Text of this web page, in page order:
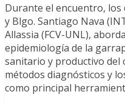
Durante el encuentro, los
y Blgo. Santiago Nava
Allassia (FCV-UNL),
epidemiología de la
sanitario y productivo del
métodos diagnósticos y
como principal